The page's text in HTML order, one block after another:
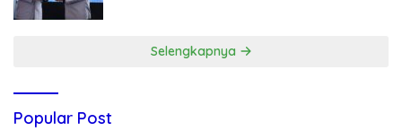
Selengkapnya
Popular Post